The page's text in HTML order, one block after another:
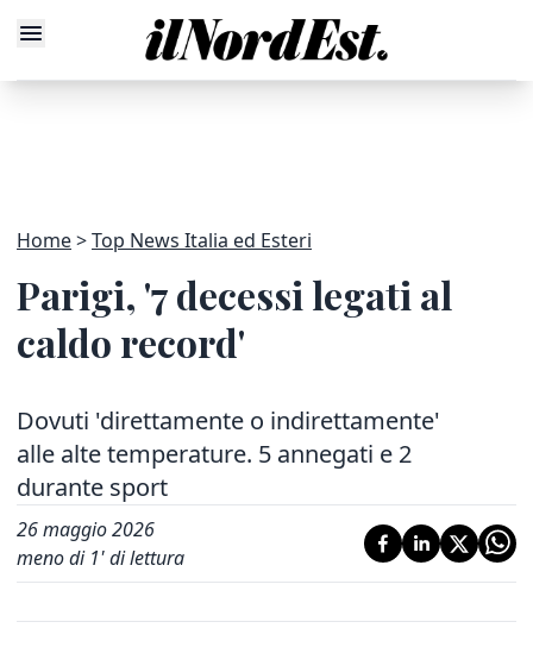
Home Top News Italia ed Esteri
Parigi, '7 decessi legati al
caldo record'
Dovuti 'direttamente o indirettamente'
alle alte temperature. 5 annegati e 2
durante sport
26 maggio 2026
meno di 1' di lettura